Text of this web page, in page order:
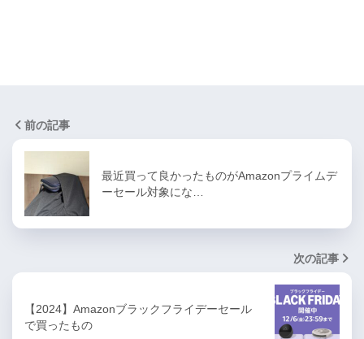
前の記事
最近買って良かったものがAmazonプライムデ
ーセール対象にな…
次の記事
【2024】Amazonブラックフライデーセール
で買ったもの